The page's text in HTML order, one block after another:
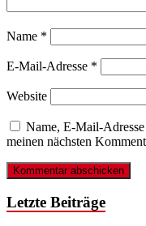
Name *
E-Mail-Adresse *
Website
Name, E-Mail-
meinen nächsten
Letzte Beiträge